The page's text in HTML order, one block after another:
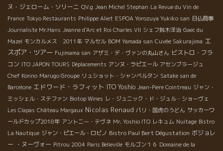
ヌ・ジェローム・ソリーニ QV.g Jean Michel Stephan La Revue du Vin de
France Tokyo Restaurants Philippe Aliet ESPOA Yorozuya Yukiko san 日仏商事
Journaliste Mr.Hans Jeanne d'Arc et Roi Charles VII シェフ鈴木洋治 Gaec du
Mazel モンカルメス 2011年 マルセル BOM Yamada san Cuvée Sakurajima エ
スポア・ツアー Fujimama san アザミ・デ・ヴァンの丸山さん ビストロ・フラ
コン ITO JAPON TOURS Déplacements アンヌ・ラピエール アセンブラージュ
Chef Konno Marugo Groupe リュショット・シャンベルタン Satake san de
Barcelone エドワード・ラフィット ITO Yoshio Jean-Piere Cointreau ジャン・
ミッシェル・ステファン Biotop Wines レ・ジュニック・ド・ジュル・ショーヴェ
Les Clapas Château Margaux Nicolas Renaud パリ・国虎のうどん サッカーワ
ールドカップ2018年 アントニー・テヴネ Mr. Yoshio ITO レキュム Nuitage Bistro
La Nautique ジャン・ピエール・ロビノ Bistro Paul Bert Dégustation ボジョレ
ー ・ヌーヴォー Pitrou 2004 Paris Belleville モルゴン１６ Domaine de la